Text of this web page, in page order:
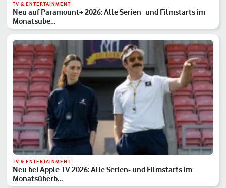
TV & ENTERTAINMENT
Neu auf Paramount+ 2026: Alle Serien- und Filmstarts im
Monatsübe…
TV & ENTERTAINMENT
Neu bei Apple TV 2026: Alle Serien- und Filmstarts im
Monatsüberb…